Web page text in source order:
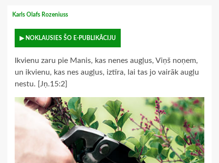
Karls Olafs Rozeniuss
▶ NOKLAUSIES ŠO E-PUBLIKĀCIJU
Ikvienu zaru pie Manis, kas nenes augļus, Viņš noņem,
un ikvienu, kas nes augļus, iztīra, lai tas jo vairāk augļu
nestu. [Jņ.15:2]